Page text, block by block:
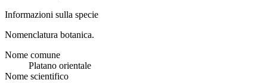
Informazioni sulla specie
Nomenclatura botanica.
Nome comune
Platano orientale
Nome scientifico